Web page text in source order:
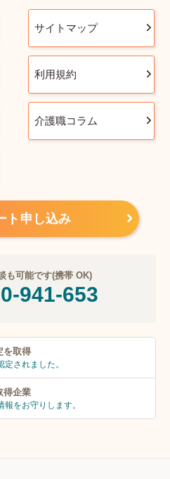
サイトマップ
利用規約
介護職コラム
ト申し込み
も可能です(携帯 OK)
941-653
を取得
定されました。
得企業
報をお守りします。